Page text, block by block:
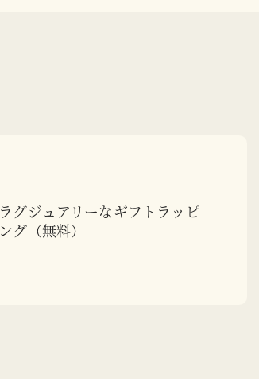
ラグジュアリーなギフトラッピ
ング（無料）